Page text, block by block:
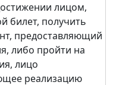
лицом,
билет, получить
предоставляющий
либо пройти на
лицо
реализацию